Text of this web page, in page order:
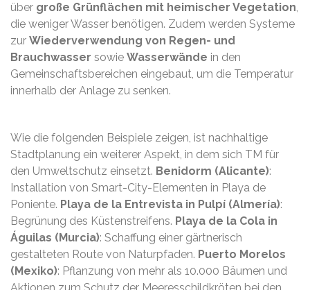
über große Grünflächen mit heimischer Vegetation,
die weniger Wasser benötigen. Zudem werden Systeme
zur Wiederverwendung von Regen- und
Brauchwasser sowie Wasserwände in den
Gemeinschaftsbereichen eingebaut, um die Temperatur
innerhalb der Anlage zu senken.
Wie die folgenden Beispiele zeigen, ist nachhaltige
Stadtplanung ein weiterer Aspekt, in dem sich TM für
den Umweltschutz einsetzt. Benidorm (Alicante):
Installation von Smart-City-Elementen in Playa de
Poniente. Playa de la Entrevista in Pulpí (Almería):
Begrünung des Küstenstreifens. Playa de la Cola in
Águilas (Murcia): Schaffung einer gärtnerisch
gestalteten Route von Naturpfaden. Puerto Morelos
(Mexiko): Pflanzung von mehr als 10.000 Bäumen und